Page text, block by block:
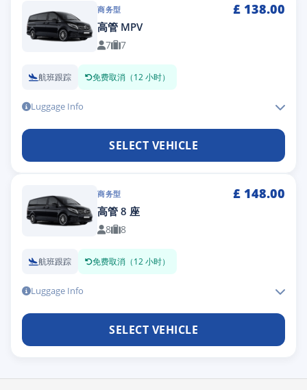
商务型 £ 138.00
高管 MPV
7 7
航班跟踪 免费取消（12 小时）
Luggage Info
SELECT VEHICLE
商务型 £ 148.00
高管 8 座
8 8
航班跟踪 免费取消（12 小时）
Luggage Info
SELECT VEHICLE